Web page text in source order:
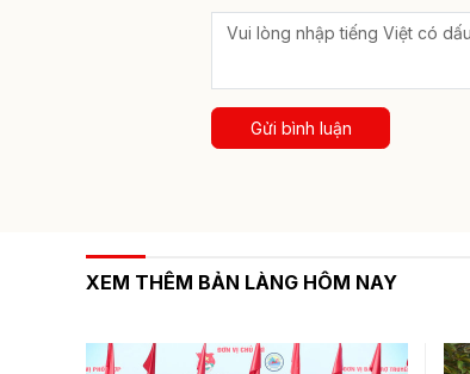
Gửi bình luận
XEM THÊM BẢN LÀNG HÔM NAY